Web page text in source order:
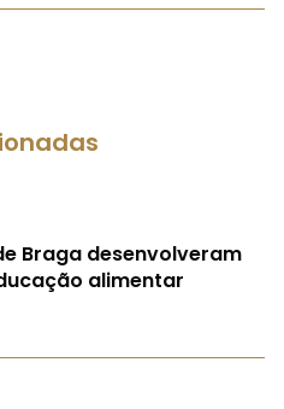
Braga desenvolveram
alimentar